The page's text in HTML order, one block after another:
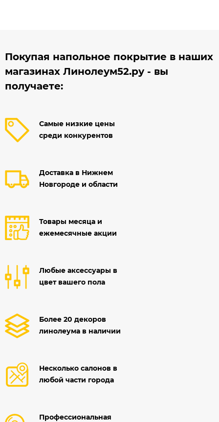
Покупая напольное покрытие в наших
магазинах Линолеум52.ру - вы
получаете:
Самые низкие цены
среди конкурентов
Доставка в Нижнем
Новгороде и области
Товары месяца и
ежемесячные акции
Любые аксессуары в
цвет вашего пола
Более 20 декоров
линолеума в наличии
Несколько салонов в
любой части города
Профессиональная